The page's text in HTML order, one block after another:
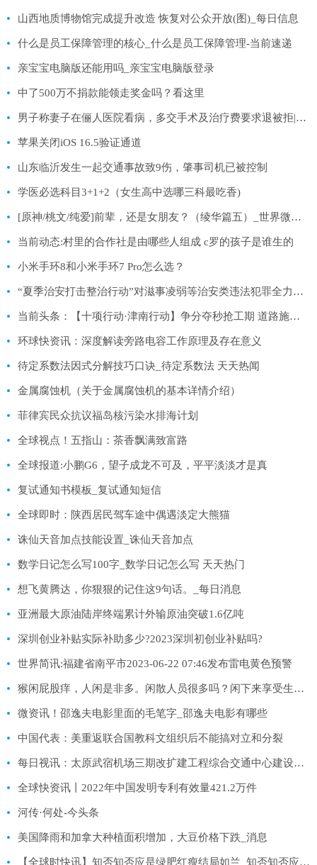
山西地质博物馆完成提升改造 恢复对公众开放(图)_每日信息
什么是员工保障管理的核心_什么是员工保障管理-当前速递
亲宝宝电脑版还能用吗_亲宝宝电脑版登录
中了500万不捐款能领走奖金吗？看这里
男子称妻子在俪人医院看病，多交手术及治疗费要求退被拒|天天亮点
苹果关闭iOS 16.5验证通道
山东临沂发生一起交通事故致9伤，肇事司机已被控制
学医必选科目3+1+2（女生高中选哪三科最吃香)
[原神/桃文/纯爱]前辈，还是女朋友？（绫华篇五）_世界微动态
当前动态:村里的合作社是由哪些人组成 c罗的孩子是谁生的
小米手环8和小米手环7 Pro怎么选？
“夏季治安打击整治行动”对滋事凌弱等治安类违法犯罪全力攻坚|每日讯息
当前头条：【十项行动·津南行动】争分夺秒抢工期 道路施工“加速跑” 葛沽PPP海沽道东段道路及附属设施工程加紧建设
环球快资讯：深度解读旁路电容工作原理及存在意义
待定系数法因式分解技巧口诀_待定系数法 天天热闻
金属腐蚀机（关于金属腐蚀机的基本详情介绍）
菲律宾民众抗议福岛核污染水排海计划
全球视点！五指山：茶香飘满致富路
全球报道:小鹏G6，望子成龙不可及，平平淡淡才是真
复试通知书模板_复试通知短信
全球即时：陕西居民驾车途中偶遇淡定大熊猫
诛仙天音加点技能设置_诛仙天音加点
数学日记怎么写100字_数学日记怎么写 天天热门
想飞黄腾达，你狠狠的记住这9句话。_每日消息
亚洲最大原油陆岸终端累计外输原油突破1.6亿吨
深圳创业补贴实际补助多少?2023深圳初创业补贴吗?
世界简讯:福建省南平市2023-06-22 07:46发布雷电黄色预警
猴闲屁股痒，人闲是非多。闲散人员很多吗？闲下来享受生活多好啊
微资讯！邵逸夫电影里面的毛笔字_邵逸夫电影有哪些
中国代表：美重返联合国教科文组织后不能搞对立和分裂
每日视讯：太原武宿机场三期改扩建工程综合交通中心建设取得重要进展
全球快资讯丨2022年中国发明专利有效量421.2万件
河传·何处-今头条
美国降雨和加拿大种植面积增加，大豆价格下跌_消息
【全球时快讯】知否知否应是绿肥红瘦结局如兰_知否知否应是绿肥红瘦结局